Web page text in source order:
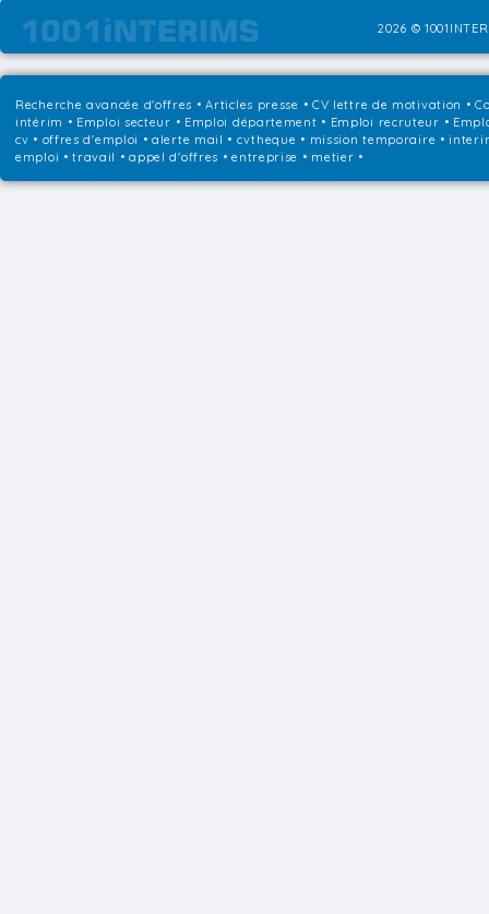
2026 ©
Recherche avancée d'offres •Articles presse • CV lettre de motivation •
intérim • Emploi secteur • Emploi département • Emploi recruteur •
cv • offres d'emploi • alerte mail • cvtheque • mission temporaire •
emploi • travail • appel d'offres • entreprise • metier •